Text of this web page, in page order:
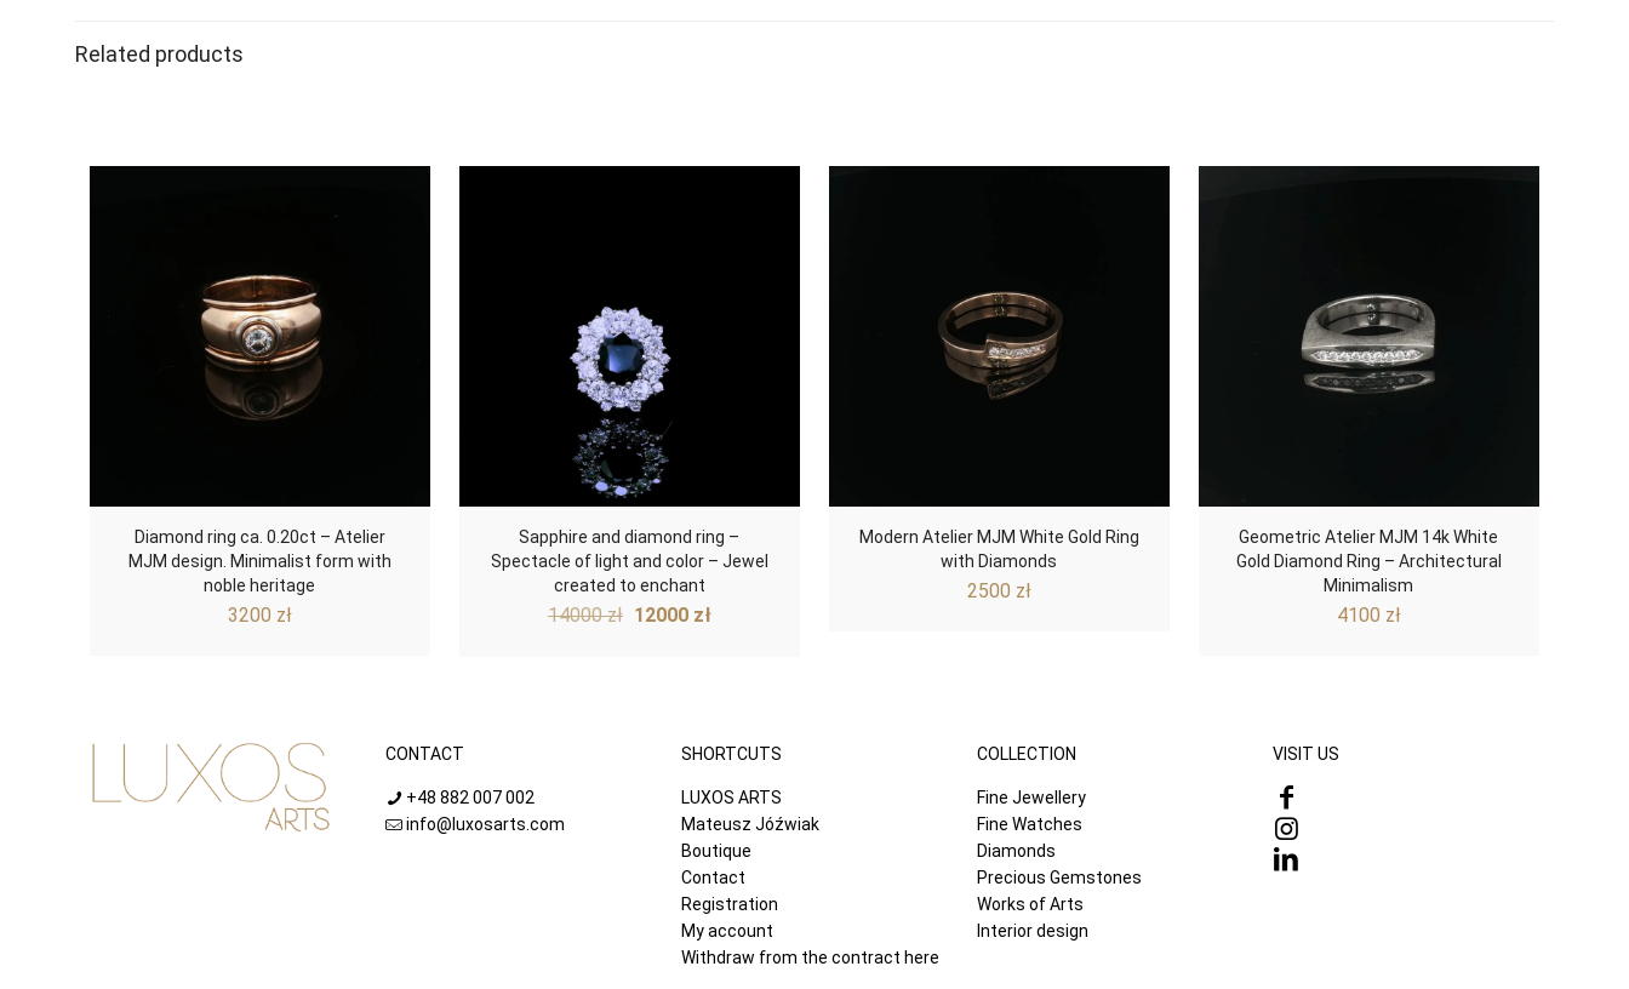
Related products
Diamond ring ca. 0.20ct – Atelier
MJM design. Minimalist form with
noble heritage
3200 zł
Sapphire and diamond ring –
Spectacle of light and color – Jewel
created to enchant
14000zł Original
12000 złCurrent
Modern Atelier MJM White Gold Ring
with Diamonds
2500 zł
Geometric Atelier MJM 14k White
Gold Diamond Ring – Architectural
Minimalism
4100 zł
CONTACT
+48 882 007 002
info@luxosarts.com
SHORTCUTS
LUXOS ARTS
Mateusz Jóźwiak
Boutique
Contact
Registration
My account
Withdraw from the contract here
COLLECTION
Fine Jewellery
Fine Watches
Diamonds
Precious Gemstones
Works of Arts
Interior design
VISIT US